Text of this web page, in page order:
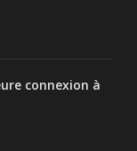
connexion à